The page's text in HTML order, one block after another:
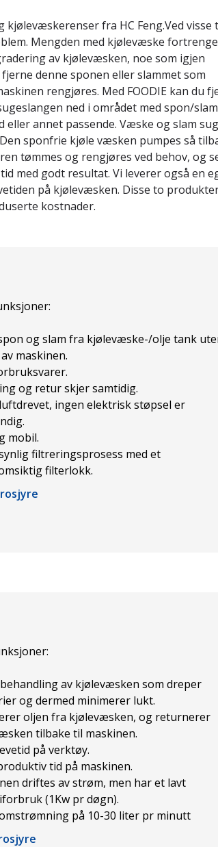
fra HC Feng.Ved visse
Mengden med kjølevæske
av kjølevæsken, noe som igjen
denne sponen eller slammet som
rengjøres. Med FOODIE kan du
ned i området med spon/slam
annet passende. Væske og slam
sponfrie kjøle væsken pumpes så
tømmes og rengjøres ved behov, og
med godt resultat. Vi leverer også en
på kjølevæsken. Disse to
kostnader.
og slam fra kjølevæske-/olje tank
maskinen.
og retur skjer samtidig.
ingen elektrisk støpsel er
mobil.
filtreringsprosess med et
filterlokk.
av kjølevæsken som dreper
og dermed minimerer lukt.
oljen fra kjølevæsken, og returnerer
tilbake til maskinen.
på verktøy.
tid på maskinen.
driftes av strøm, men har et lavt
(1Kw pr døgn).
på 10-30 liter pr minutt